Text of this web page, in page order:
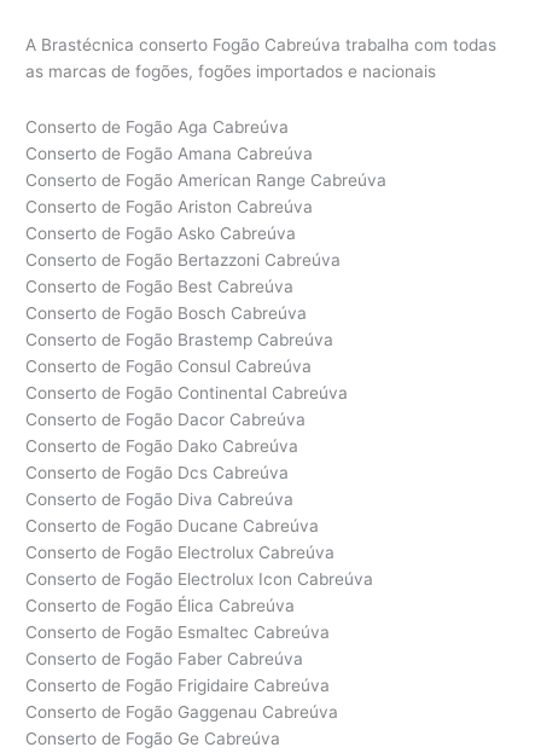
A Brastécnica conserto Fogão Cabreúva trabalha com todas
as marcas de fogões, fogões importados e nacionais
Conserto de Fogão Aga Cabreúva
Conserto de Fogão Amana Cabreúva
Conserto de Fogão American Range Cabreúva
Conserto de Fogão Ariston Cabreúva
Conserto de Fogão Asko Cabreúva
Conserto de Fogão Bertazzoni Cabreúva
Conserto de Fogão Best Cabreúva
Conserto de Fogão Bosch Cabreúva
Conserto de Fogão Brastemp Cabreúva
Conserto de Fogão Consul Cabreúva
Conserto de Fogão Continental Cabreúva
Conserto de Fogão Dacor Cabreúva
Conserto de Fogão Dako Cabreúva
Conserto de Fogão Dcs Cabreúva
Conserto de Fogão Diva Cabreúva
Conserto de Fogão Ducane Cabreúva
Conserto de Fogão Electrolux Cabreúva
Conserto de Fogão Electrolux Icon Cabreúva
Conserto de Fogão Élica Cabreúva
Conserto de Fogão Esmaltec Cabreúva
Conserto de Fogão Faber Cabreúva
Conserto de Fogão Frigidaire Cabreúva
Conserto de Fogão Gaggenau Cabreúva
Conserto de Fogão Ge Cabreúva